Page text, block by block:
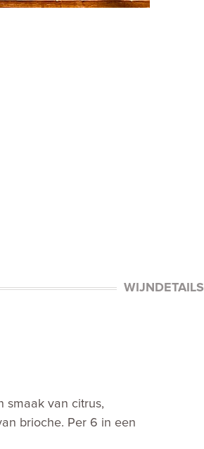
WIJNDETAILS
smaak van citrus,
brioche. Per 6 in een